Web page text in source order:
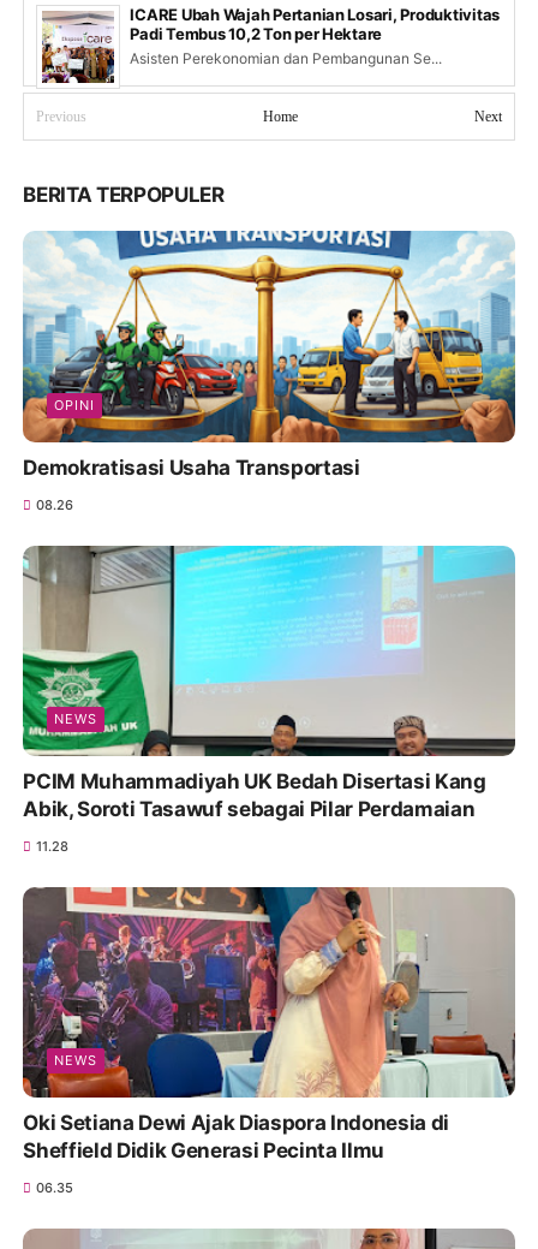
ICARE Ubah Wajah Pertanian Losari, Produktivitas
Padi Tembus 10,2 Ton per Hektare
Asisten Perekonomian dan Pembangunan Se...
Previous Next
Home
BERITA TERPOPULER
OPINI
Demokratisasi Usaha Transportasi
08.26
NEWS
PCIM Muhammadiyah UK Bedah Disertasi Kang
Abik, Soroti Tasawuf sebagai Pilar Perdamaian
11.28
NEWS
Oki Setiana Dewi Ajak Diaspora Indonesia di
Sheffield Didik Generasi Pecinta Ilmu
06.35